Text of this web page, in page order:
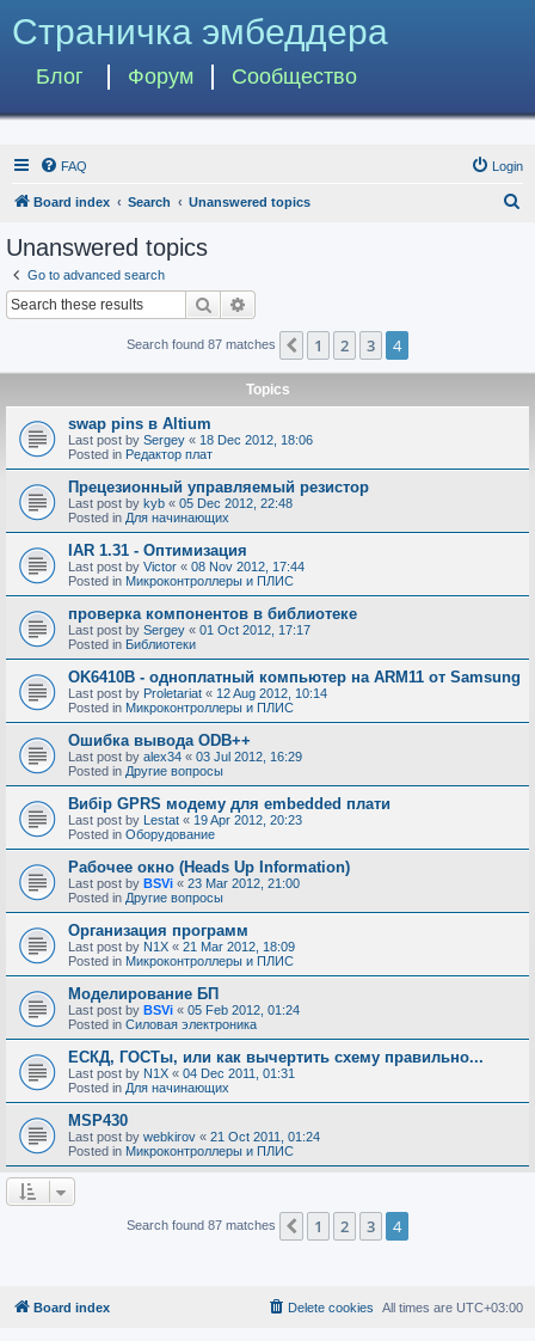
Страничка эмбеддера
Блог Форум Сообщество
FAQ Login
Board index Search Unanswered topics
Unanswered topics
Go to advanced search
Search
Search found 87 matches Previous
1 2 3 4
Topics
swap pins в Altium
Last post by Sergey « 18 Dec 2012, 18:06
Posted in Редактор плат
Прецезионный управляемый резистор
Last post by kyb « 05 Dec 2012, 22:48
Posted in Для начинающих
IAR 1.31 - Оптимизация
Last post by Victor « 08 Nov 2012, 17:44
Posted in Микроконтроллеры и ПЛИС
проверка компонентов в библиотеке
Last post by Sergey « 01 Oct 2012, 17:17
Posted in Библиотеки
OK6410B - одноплатный компьютер на ARM11 от Samsung
Last post by Proletariat « 12 Aug 2012, 10:14
Posted in Микроконтроллеры и ПЛИС
Ошибка вывода ODB++
Last post by alex34 « 03 Jul 2012, 16:29
Posted in Другие вопросы
Вибір GPRS модему для embedded плати
Last post by Lestat « 19 Apr 2012, 20:23
Posted in Оборудование
Рабочее окно (Heads Up Information)
Last post by BSVi « 23 Mar 2012, 21:00
Posted in Другие вопросы
Организация программ
Last post by N1X « 21 Mar 2012, 18:09
Posted in Микроконтроллеры и ПЛИС
Моделирование БП
Last post by BSVi « 05 Feb 2012, 01:24
Posted in Силовая электроника
ЕСКД, ГОСТы, или как вычертить схему правильно...
Last post by N1X « 04 Dec 2011, 01:31
Posted in Для начинающих
MSP430
Last post by webkirov « 21 Oct 2011, 01:24
Posted in Микроконтроллеры и ПЛИС
Search found 87 matches Previous
1 2 3 4
Board index All times are UTC+03:00
Delete cookies